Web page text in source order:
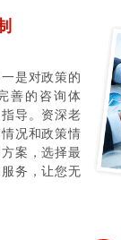
是对政策的
善的咨询体
导。资深老
况和政策情
案，选择最
务，让您无